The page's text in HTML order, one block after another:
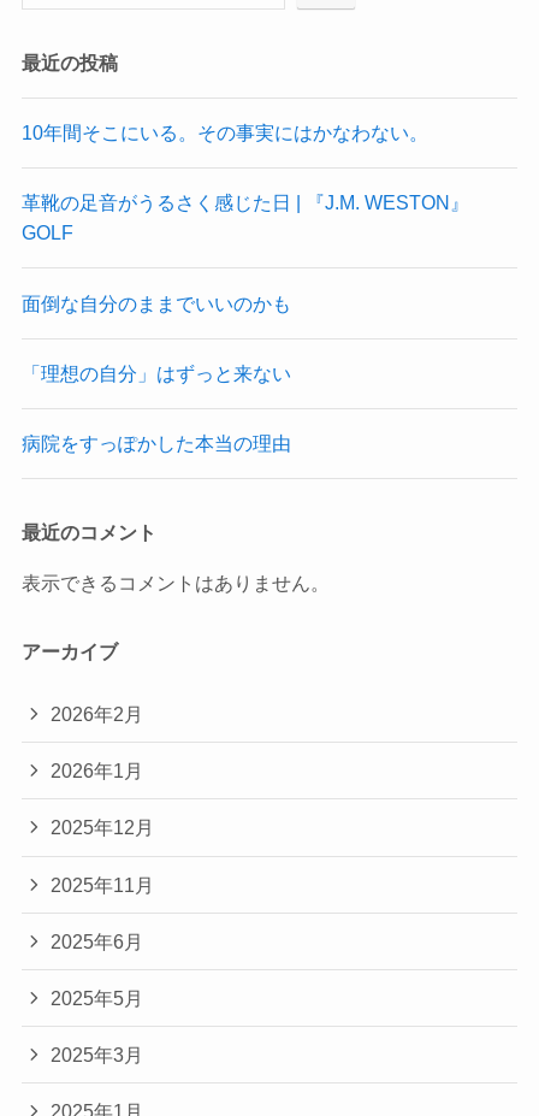
最近の投稿
10年間そこにいる。その事実にはかなわない。
革靴の足音がうるさく感じた日 | 『J.M. WESTON』
GOLF
面倒な自分のままでいいのかも
「理想の自分」はずっと来ない
病院をすっぽかした本当の理由
最近のコメント
表示できるコメントはありません。
アーカイブ
2026年2月
2026年1月
2025年12月
2025年11月
2025年6月
2025年5月
2025年3月
2025年1月